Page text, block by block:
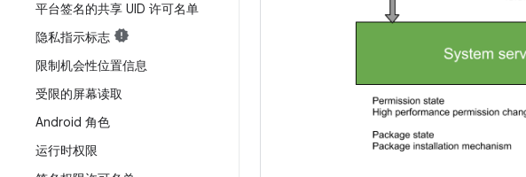
平台签名的共享 UID 许可名单
隐私指示标志
限制机会性位置信息
受限的屏幕读取
Android 角色
运行时权限